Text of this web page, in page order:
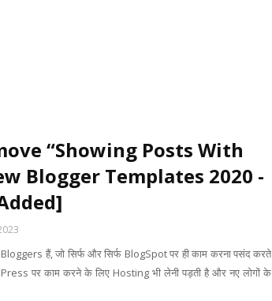
“Showing Posts With
Blogger Templates 2020 -
Bloggers हैं, जो सिर्फ और सिर्फ BlogSpot पर ही काम करना पसंद करते
पर काम करने के लिए Hosting भी लेनी पड़ती है और नए लोगों के